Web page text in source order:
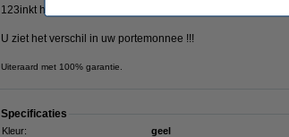
123inkt huismerk cartridge geel, i
U ziet het verschil in uw portemonnee !!!
Uiteraard met 100% garantie.
Specificaties
Kleur: geel